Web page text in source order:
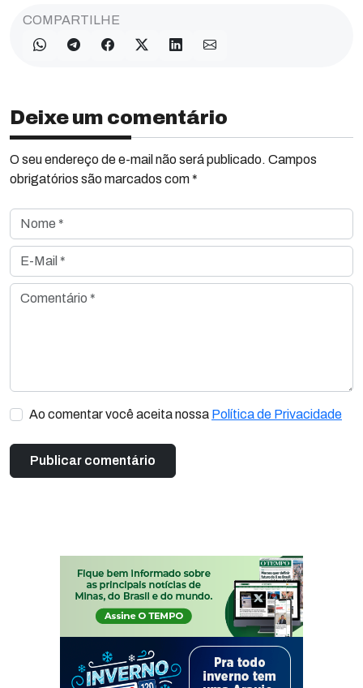
COMPARTILHE
Deixe um comentário
O seu endereço de e-mail não será publicado. Campos
obrigatórios são marcados com *
Nome *
E-Mail *
Comentário *
Ao comentar você aceita nossa Política de Privacidade